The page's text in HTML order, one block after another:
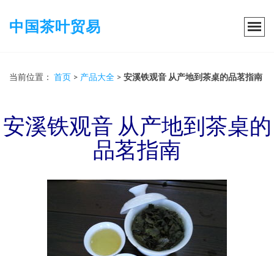
中国茶叶贸易
当前位置： 首页 > 产品大全 > 安溪铁观音 从产地到茶桌的品茗指南
安溪铁观音 从产地到茶桌的
品茗指南